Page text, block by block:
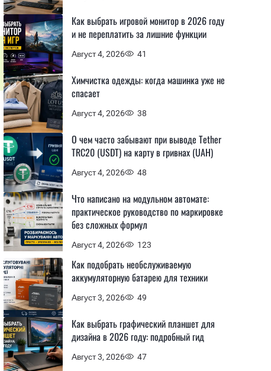
Август 4, 2026 41
Как выбрать игровой монитор в 2026 году
и не переплатить за лишние функции
Август 4, 2026 38
Химчистка одежды: когда машинка уже не
спасает
Август 4, 2026 48
О чем часто забывают при выводе Tether
TRC20 (USDT) на карту в гривнах (UAH)
Август 4, 2026 123
Что написано на модульном автомате:
практическое руководство по маркировке
без сложных формул
Август 3, 2026 49
Как подобрать необслуживаемую
аккумуляторную батарею для техники
Август 3, 2026 47
Как выбрать графический планшет для
дизайна в 2026 году: подробный гид